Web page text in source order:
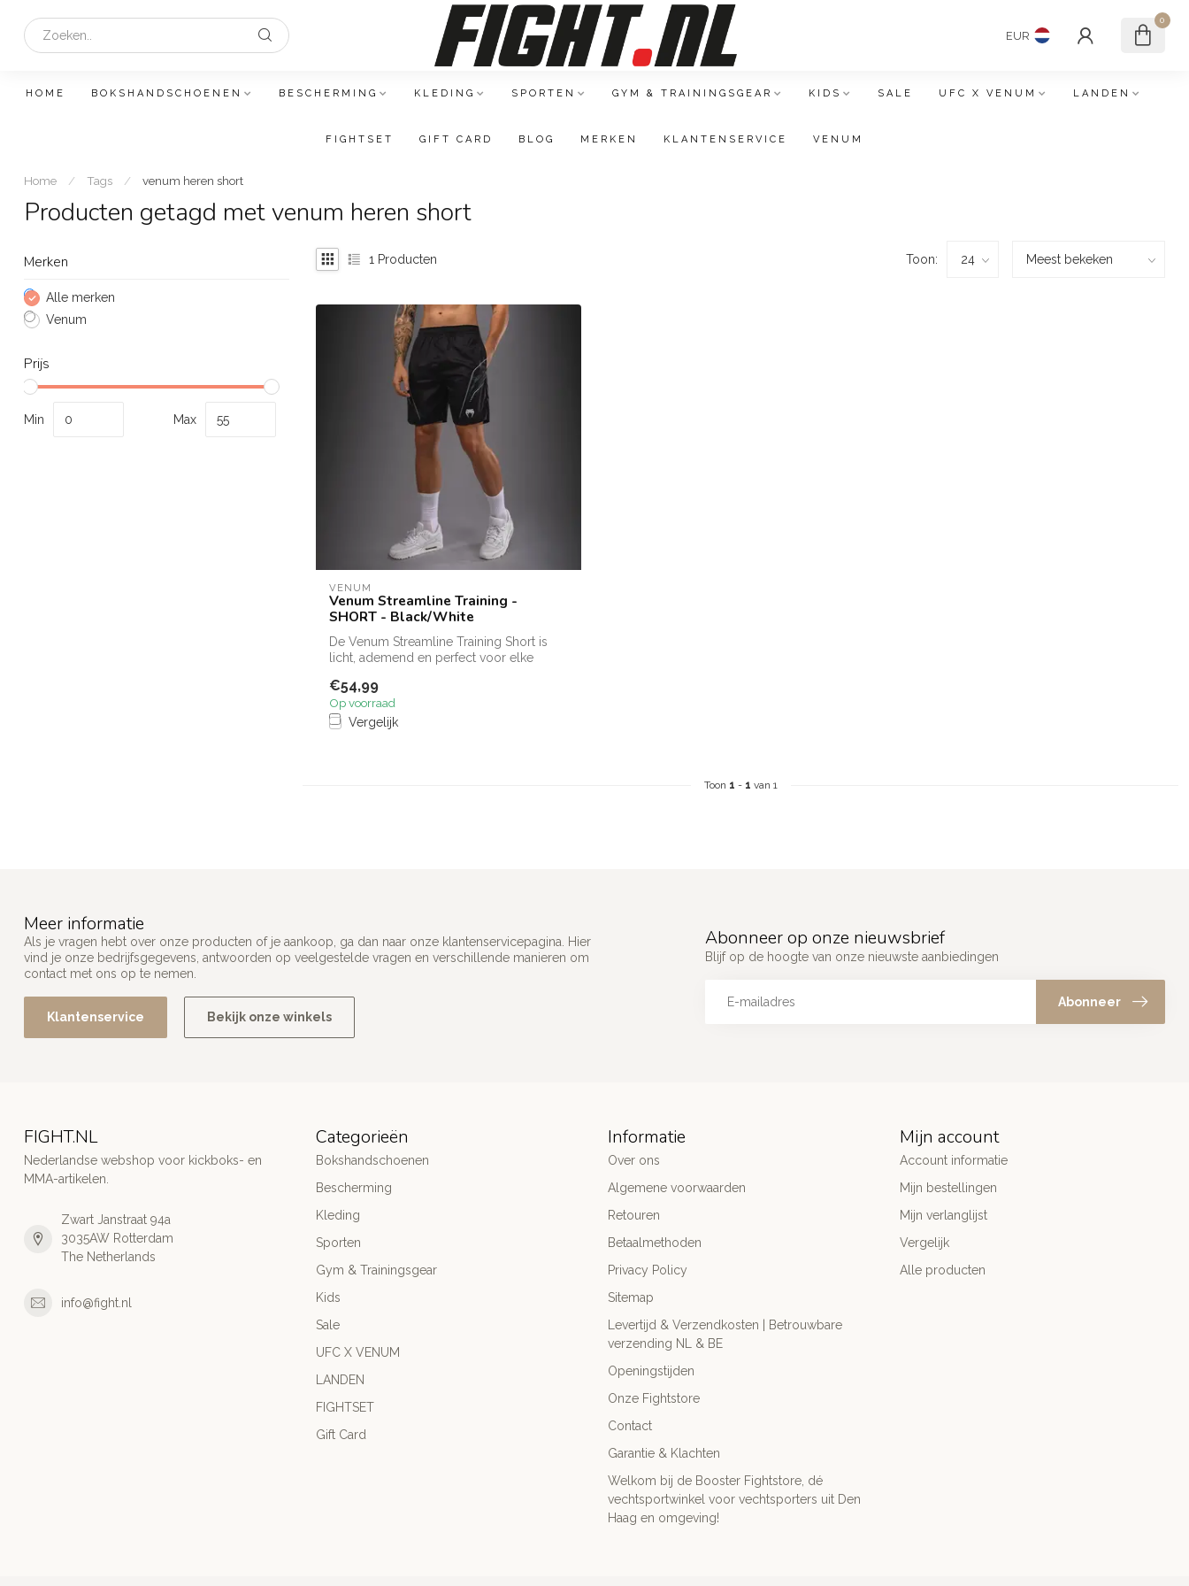
EUR
0
HOME BOKSHANDSCHOENEN BESCHERMING KLEDING SPORTEN GYM & TRAININGSGEAR KIDS SALE UFC X VENUM LANDEN
FIGHTSET GIFT CARD BLOG MERKEN KLANTENSERVICE VENUM
Home / Tags / venum heren short
Producten getagd met venum heren short
Merken
Alle merken
Venum
Prijs
Min Max
1 Producten Toon:
VENUM
Venum Streamline Training -
SHORT - Black/White
De Venum Streamline Training Short is
licht, ademend en perfect voor elke
€54,99
Op voorraad
Vergelijk
Toon 1 - 1 van 1
Meer informatie
Als je vragen hebt over onze producten of je aankoop, ga dan naar onze klantenservicepagina. Hier
vind je onze bedrijfsgegevens, antwoorden op veelgestelde vragen en verschillende manieren om
contact met ons op te nemen.
Klantenservice Bekijk onze winkels
Abonneer op onze nieuwsbrief
Blijf op de hoogte van onze nieuwste aanbiedingen
Abonneer
FIGHT.NL
Nederlandse webshop voor kickboks- en
MMA-artikelen.
Zwart Janstraat 94a
3035AW Rotterdam
The Netherlands
info@fight.nl
Categorieën
Bokshandschoenen
Bescherming
Kleding
Sporten
Gym & Trainingsgear
Kids
Sale
UFC X VENUM
LANDEN
FIGHTSET
Gift Card
Informatie
Over ons
Algemene voorwaarden
Retouren
Betaalmethoden
Privacy Policy
Sitemap
Levertijd & Verzendkosten | Betrouwbare
verzending NL & BE
Openingstijden
Onze Fightstore
Contact
Garantie & Klachten
Welkom bij de Booster Fightstore, dé
vechtsportwinkel voor vechtsporters uit Den
Haag en omgeving!
Mijn account
Account informatie
Mijn bestellingen
Mijn verlanglijst
Vergelijk
Alle producten